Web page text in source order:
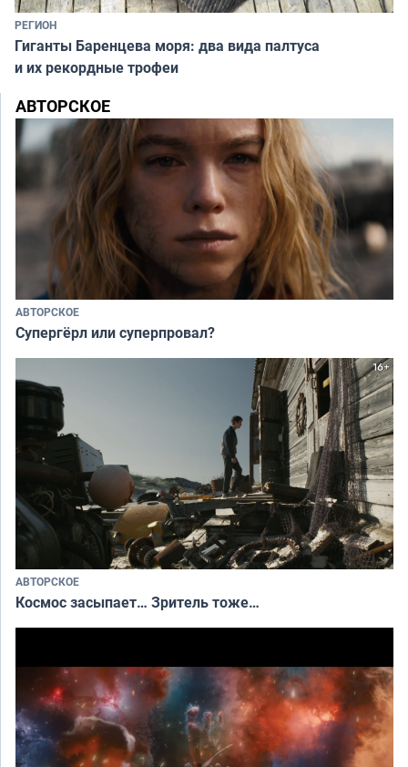
РЕГИОН
Гиганты Баренцева моря: два вида палтуса
и их рекордные трофеи
АВТОРСКОЕ
АВТОРСКОЕ
Супергёрл или суперпровал?
АВТОРСКОЕ
Космос засыпает… Зритель тоже…